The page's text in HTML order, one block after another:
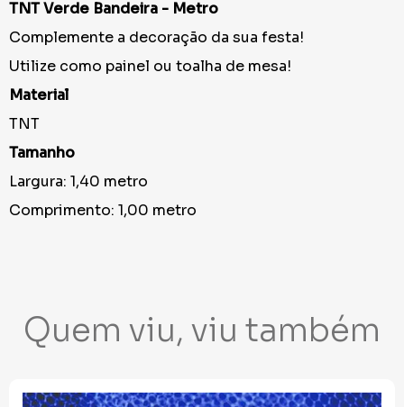
TNT Verde Bandeira - Metro
Complemente a decoração da sua festa!
Utilize como painel ou toalha de mesa!
Material
TNT
Tamanho
Largura: 1,40 metro
Comprimento: 1,00 metro
Quem viu, viu também